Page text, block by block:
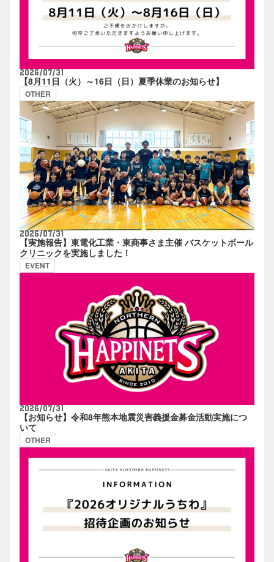
2026/07/31
【8月11日（火）～16日（日）夏季休業のお知らせ】
OTHER
2026/07/31
【実施報告】東電化工業・東商事さま主催 バスケットボール
クリニックを実施しました！
EVENT
2026/07/31
【お知らせ】令和8年熊本地震災害義援金募金活動実施につ
いて
OTHER